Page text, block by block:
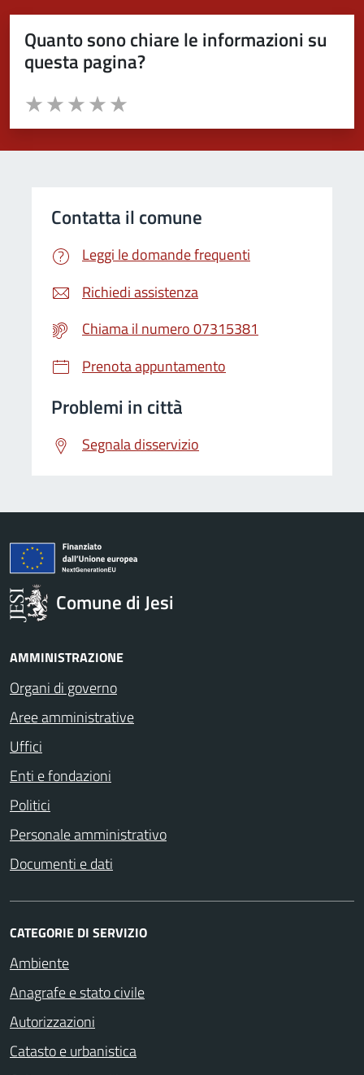
Quanto sono chiare le informazioni su
questa pagina?
Valuta da 1 a 5 stelle la pagina
Valuta 5 stelle su 5
Valuta 4 stelle su 5
Valuta 3 stelle su 5
Valuta 2 stelle su 5
Valuta 1 stelle su 5
Contatta il comune
Leggi le domande frequenti
Richiedi assistenza
Chiama il numero 07315381
Prenota appuntamento
Problemi in città
Segnala disservizio
Comune di Jesi
AMMINISTRAZIONE
Organi di governo
Aree amministrative
Uffici
Enti e fondazioni
Politici
Personale amministrativo
Documenti e dati
CATEGORIE DI SERVIZIO
Ambiente
Anagrafe e stato civile
Autorizzazioni
Catasto e urbanistica